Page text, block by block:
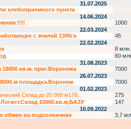
31.07.2025
хлебоприемного пункта
14.06.2024
!!!!
1000
22.03.2024
с землей 1300га
45
22.02.2024
8 млн.
60
31.08.2023
кв.м. приг.Воронежа
7000
26.07.2023
площадка.Воронеж
7000
01.02.2023
Склад до 20 000 м178...
275
10000.кв.м,БАЗУ
147
10.09.2022
обмен на подсолнечник
3,7